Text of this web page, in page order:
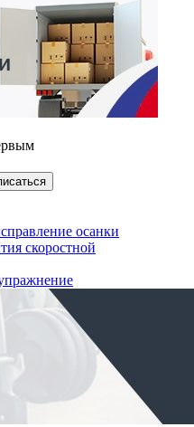
осанки
скоростной